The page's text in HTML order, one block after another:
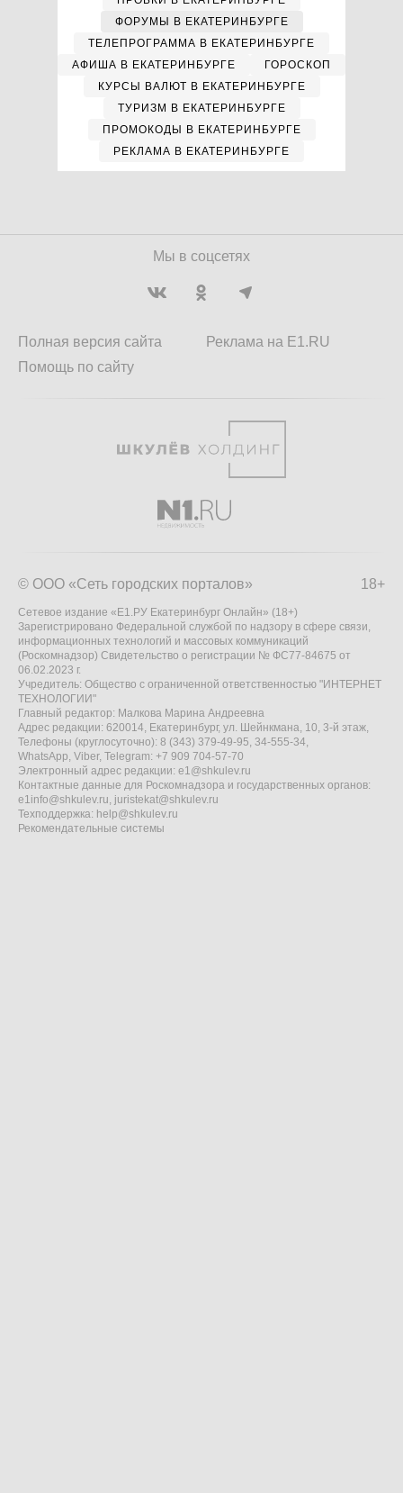
ФОРУМЫ В ЕКАТЕРИНБУРГЕ
ТЕЛЕПРОГРАММА В ЕКАТЕРИНБУРГЕ
АФИША В ЕКАТЕРИНБУРГЕ
ГОРОСКОП
КУРСЫ ВАЛЮТ В ЕКАТЕРИНБУРГЕ
ТУРИЗМ В ЕКАТЕРИНБУРГЕ
ПРОМОКОДЫ В ЕКАТЕРИНБУРГЕ
РЕКЛАМА В ЕКАТЕРИНБУРГЕ
Мы в соцсетях
Полная версия сайта
Помощь по сайту
Реклама на E1.RU
18+
© ООО «Сеть городских порталов»
Сетевое издание «Е1.РУ Екатеринбург Онлайн» (18+)
Зарегистрировано Федеральной службой по надзору в сфере связи,
информационных технологий и массовых коммуникаций
(Роскомнадзор) Свидетельство о регистрации № ФС77-84675 от
06.02.2023 г.
Учредитель: Общество с ограниченной ответственностью "ИНТЕРНЕТ
ТЕХНОЛОГИИ"
Главный редактор: Малкова Марина Андреевна
Адрес редакции: 620014, Екатеринбург, ул. Шейнкмана, 10, 3-й этаж,
Телефоны (круглосуточно): 8 (343) 379-49-95, 34-555-34,
WhatsApp, Viber, Telegram: +7 909 704-57-70
Электронный адрес редакции: e1@shkulev.ru
Контактные данные для Роскомнадзора и государственных органов:
e1info@shkulev.ru, juristekat@shkulev.ru
Техподдержка: help@shkulev.ru
Рекомендательные системы